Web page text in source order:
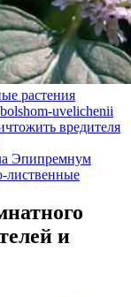
растения
вредителя
Эпипремнум
лиственные
и